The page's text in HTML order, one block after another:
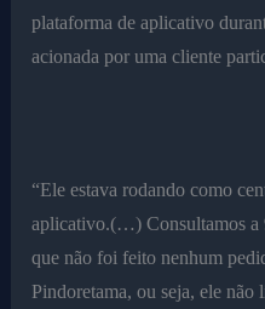
plataforma de aplicativo
acionada por uma cliente
“Ele estava rodando como
aplicativo.(…) Consultamos a
que não foi feito nenhum
Pindoretama, ou seja, ele